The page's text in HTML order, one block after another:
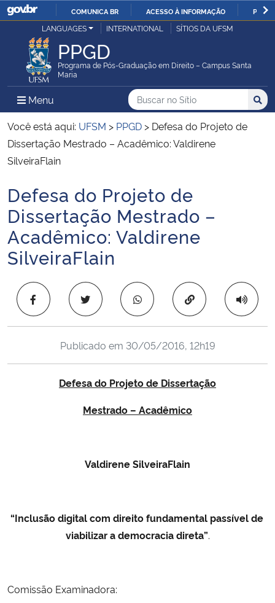
IR
O
COMUNICA BR ACESSO À INFORMAÇÃO
Ministério da Justiça e Segurança Pública
Ministério da Defesa
Ministério das Relações Exteriores
Ministério da Economia
Ministério da Infraestrutura
Ministério da Agricultura, Pecuária e Abastecimento
Ministério da Educação
Ministério da Cidadania
Ministério da Saúde
Ministério de Minas e Energia
Ministério da Ciência, Tecnologia, Inovações e Comunicações
Ministério do Meio Ambiente
Controladoria-Geral da União
LANGUAGES INTERNATIONAL SÍTIOS DA UFSM
PPGD
Programa de Pós-Graduação em Direito – Campus Santa
Maria
Menu Menu Principal do Sítio
Busca
Buscar no no Sítio
Busca:
Você está aqui: UFSM > PPGD > Defesa do Projeto de
Dissertação Mestrado – Acadêmico: Valdirene
SilveiraFlain
Início do conteúdo
Defesa do Projeto de
Dissertação Mestrado –
Acadêmico: Valdirene
SilveiraFlain
Copiar para área
Publicado em 30/05/2016, 12h19
Defesa do Projeto de Dissertação
Mestrado – Acadêmico
Valdirene SilveiraFlain
“Inclusão digital com direito fundamental passível de
viabilizar a democracia direta”.
Comissão Examinadora: